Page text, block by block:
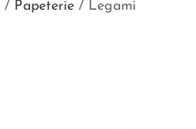
/ Papeterie / Legami